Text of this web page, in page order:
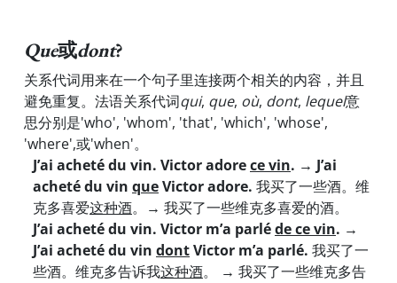
Que或dont?
关系代词用来在一个句子里连接两个相关的内容，并且
避免重复。法语关系代词qui, que, où, dont, lequel意
思分别是'who', 'whom', 'that', 'which', 'whose',
'where',或'when'。
J’ai acheté du vin. Victor adorece vin. → J’ai
acheté du vin queVictor adore. 我买了一些酒。维
克多喜爱这种酒。 → 我买了一些维克多喜爱的酒。
J’ai acheté du vin. Victor m’a parléde ce vin. →
J’ai acheté du vin dontVictor m’a parlé. 我买了一
些酒。维克多告诉我这种酒。 → 我买了一些维克多告